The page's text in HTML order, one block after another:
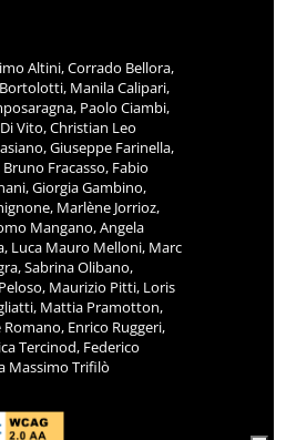
Altini, Corrado Bellora,
Manila Calipari,
Paolo Ciambi,
Vito, Christian Leo
Giuseppe Farinella,
Fracasso, Fabio
Giorgia Gambino,
Marlène Jorrioz,
Mangano, Angela
Luca Mauro Melloni, Marc
Sabrina Olibano,
Maurizio Pitti, Loris
Mattia Pramotton,
Enrico Ruggeri,
Tercinod, Federico
Massimo Trifilò